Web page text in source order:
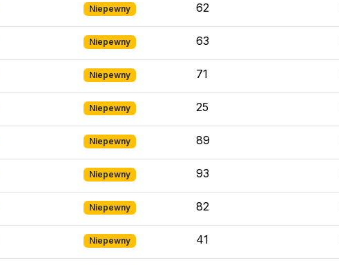
Niepewny 62
Niepewny 63
Niepewny 71
Niepewny 25
Niepewny 89
Niepewny 93
Niepewny 82
Niepewny 41